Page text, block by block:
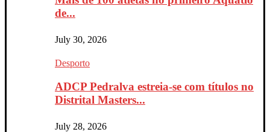
de...
July 30, 2026
Desporto
ADCP Pedralva estreia-se com títulos no
Distrital Masters...
July 28, 2026